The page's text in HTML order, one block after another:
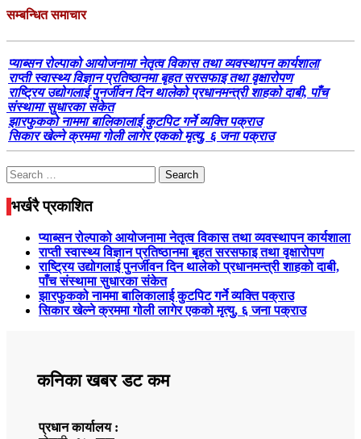
सम्बन्धित समाचार
प्याब्सन रोल्पाको आयोजनामा नेतृत्व विकास तथा व्यवस्थापन कार्यशाला
राप्ती स्वास्थ्य विज्ञान प्रतिष्ठानमा बृहत सरसफाइ तथा वृक्षारोपण
राष्ट्रिय उद्योगलाई पुनर्जीवन दिन थालेको प्रधानमन्त्री शाहको दाबी, पाँच
संस्थामा सुधारका संकेत
झारफुकको नाममा बालिकालाई कुटपिट गर्ने व्यक्ति पक्राउ
सिकार खेल्ने क्रममा गोली लागेर एकको मृत्यु, ६ जना पक्राउ
Search
for:
भर्खरै प्रकाशित
प्याब्सन रोल्पाको आयोजनामा नेतृत्व विकास तथा व्यवस्थापन कार्यशाला
राप्ती स्वास्थ्य विज्ञान प्रतिष्ठानमा बृहत सरसफाइ तथा वृक्षारोपण
राष्ट्रिय उद्योगलाई पुनर्जीवन दिन थालेको प्रधानमन्त्री शाहको दाबी,
पाँच संस्थामा सुधारका संकेत
झारफुकको नाममा बालिकालाई कुटपिट गर्ने व्यक्ति पक्राउ
सिकार खेल्ने क्रममा गोली लागेर एकको मृत्यु, ६ जना पक्राउ
कनिका खबर डट कम
प्रधान कार्यालय :